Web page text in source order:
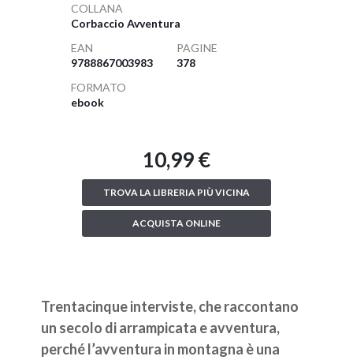
COLLANA
Corbaccio Avventura
EAN
9788867003983
PAGINE
378
FORMATO
ebook
10,99 €
TROVA LA LIBRERIA PIÙ VICINA
ACQUISTA ONLINE
Trentacinque interviste, che raccontano
un secolo di arrampicata e avventura,
perché l’avventura in montagna è una